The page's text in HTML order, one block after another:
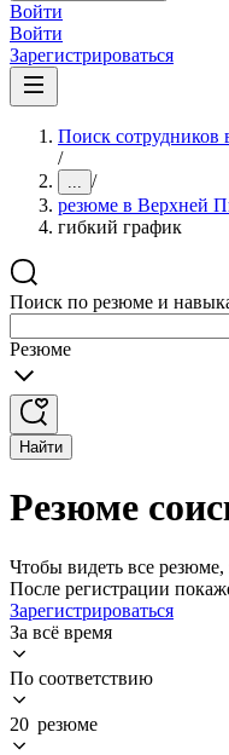
Войти
Войти
Зарегистрироваться
Поиск
/
... /
резюме в Верхней
гибкий график
Поиск по резюме и
Резюме
Найти
Резюме
Чтобы видеть все резюме,
После регистрации
Зарегистрироваться
За всё время
По соответствию
20 резюме